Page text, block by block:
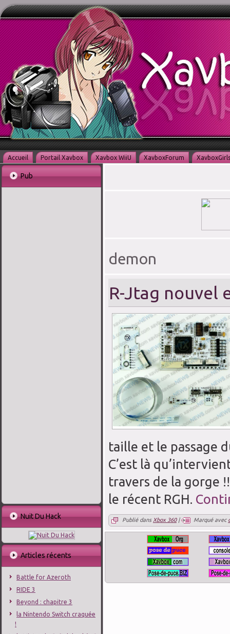
Accueil Portail Xavbox Xavbox WiiU XavboxForum XavboxGirls
Pub
Nuit Du Hack
Articles récents
Battle for Azeroth
RIDE 3
Beyond : chapitre 3
la Nintendo Switch craquée
!
demon
R-Jtag nouvel
taille et le passage
C’est là
travers de la gorge
le récent RGH.
Publié dans Xbox 360| Marqué avec